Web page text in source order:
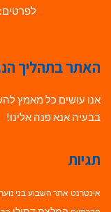
לפרטים: Avihai.ZoomAt@gmail.com
האתר בתהליך
אנו עושים כל מאמץ
בבעיה אנא פנה אלינו!
תגיות
אינטרנט אתר השבוע בני נוער